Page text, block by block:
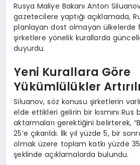
Rusya Maliye Bakanı Anton
gazetecilere yaptığı açıklamada,
planlayan dost olmayan ülkelerde
şirketlere yönelik kurallarda
duyurdu.
Yeni Kurallara Göre
Yükümlülükler
Siluanov, söz konusu şirketlerin
elde ettikleri gelirin bir kısmını Rus
aktarmaları gerektiğini belirterek,
25’e çıkarıldı. İlk yıl yüzde 5, bir
olmak üzere toplam katkı yüzde
şeklinde açıklamalarda bulundu.